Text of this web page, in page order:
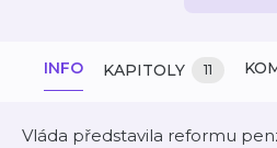
INFO KAPITOLY 11
Vláda představila reformu